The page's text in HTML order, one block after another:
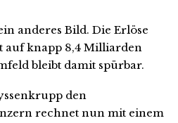
anderes Bild. Die Erlöse
auf knapp 8,4 Milliarden
bleibt damit spürbar.
den
rechnet nun mit einem